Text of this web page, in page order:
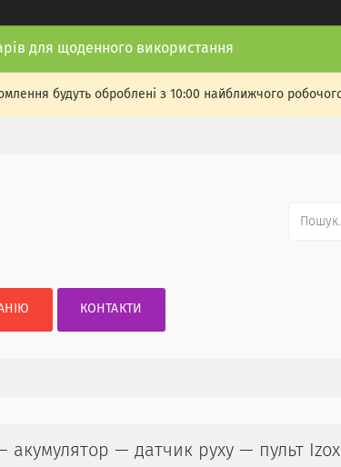
для щоденного використання
будуть оброблені з 10:00 найближчого
КОНТАКТИ
— датчик руху — пульт